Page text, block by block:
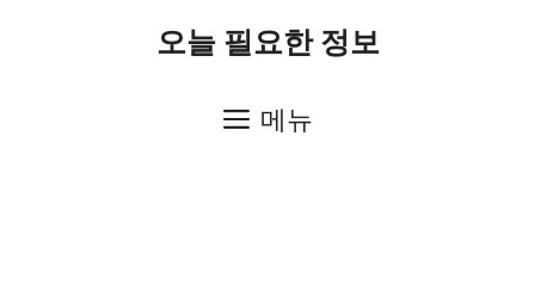
오늘 필요한 정보
메뉴